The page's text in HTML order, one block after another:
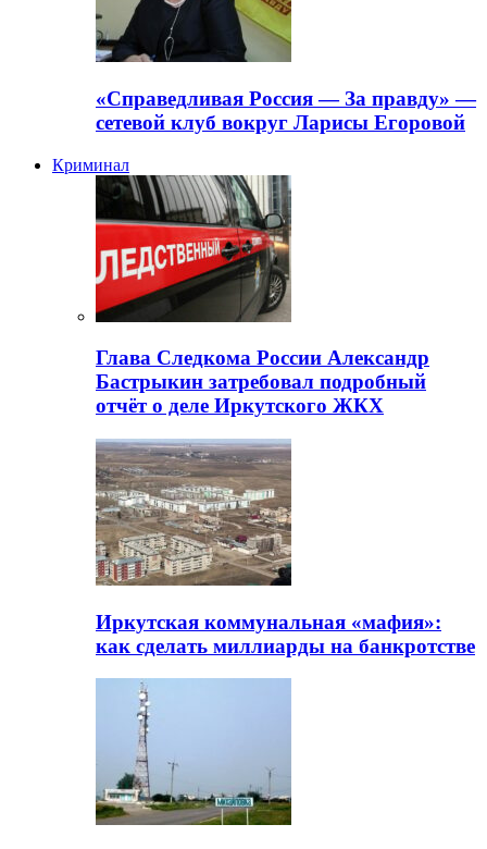
«Справедливая Россия — За правду» —
сетевой клуб вокруг Ларисы Егоровой
Криминал
Глава Следкома России Александр
Бастрыкин затребовал подробный
отчёт о деле Иркутского ЖКХ
Иркутская коммунальная «мафия»:
как сделать миллиарды на банкротстве